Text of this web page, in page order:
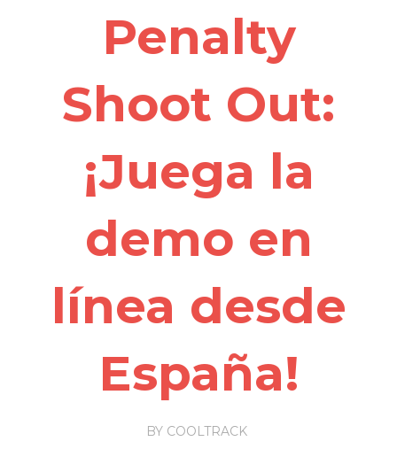
Penalty
Shoot Out:
¡Juega la
demo en
línea desde
España!
BY COOLTRACK